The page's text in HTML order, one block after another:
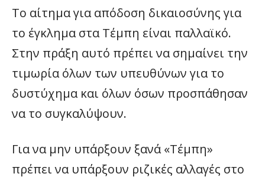
Το αίτημα για απόδοση δικαιοσύνης για
το έγκλημα στα Τέμπη είναι παλλαϊκό.
Στην πράξη αυτό πρέπει να σημαίνει την
τιμωρία όλων των υπευθύνων για το
δυστύχημα και όλων όσων προσπάθησαν
να το συγκαλύψουν.
Για να μην υπάρξουν ξανά «Τέμπη»
πρέπει να υπάρξουν ριζικές αλλαγές στο